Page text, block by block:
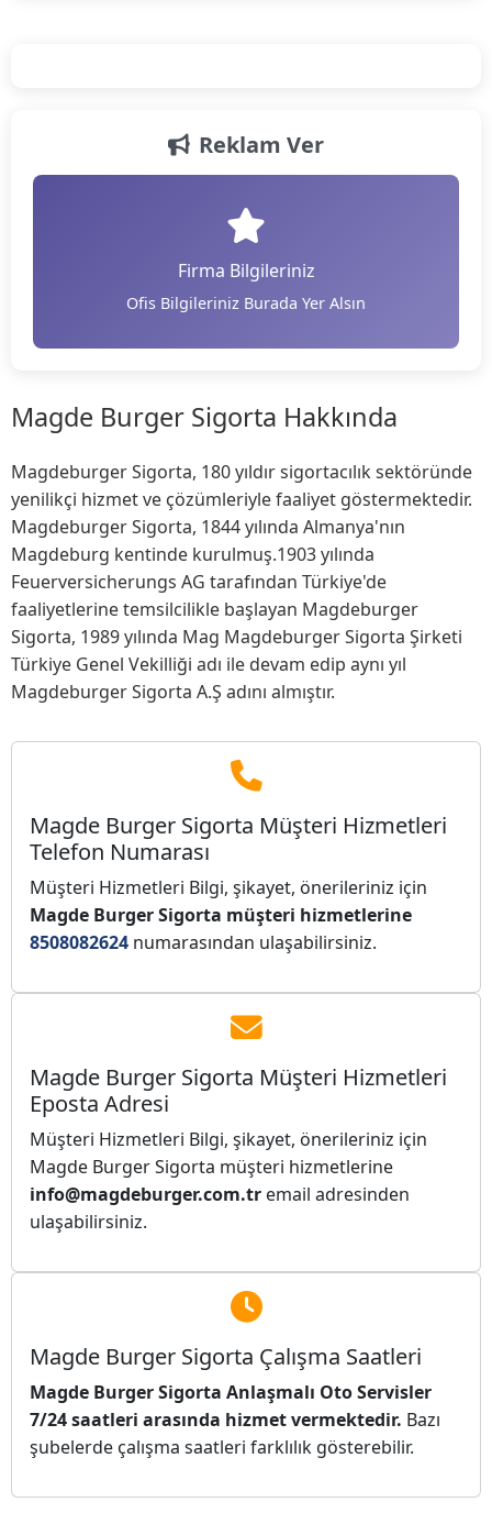
Reklam Ver
Firma Bilgileriniz
Ofis Bilgileriniz Burada Yer Alsın
Magde Burger Sigorta Hakkında
Magdeburger Sigorta, 180 yıldır sigortacılık sektöründe
yenilikçi hizmet ve çözümleriyle faaliyet göstermektedir.
Magdeburger Sigorta, 1844 yılında Almanya'nın
Magdeburg kentinde kurulmuş.1903 yılında
Feuerversicherungs AG tarafından Türkiye'de
faaliyetlerine temsilcilikle başlayan Magdeburger
Sigorta, 1989 yılında Mag Magdeburger Sigorta Şirketi
Türkiye Genel Vekilliği adı ile devam edip aynı yıl
Magdeburger Sigorta A.Ş adını almıştır.
Magde Burger Sigorta Müşteri Hizmetleri
Telefon Numarası
Müşteri Hizmetleri Bilgi, şikayet, önerileriniz için
Magde Burger Sigorta müşteri hizmetlerine
8508082624 numarasından ulaşabilirsiniz.
Magde Burger Sigorta Müşteri Hizmetleri
Eposta Adresi
Müşteri Hizmetleri Bilgi, şikayet, önerileriniz için
Magde Burger Sigorta müşteri hizmetlerine
info@magdeburger.com.tr email adresinden
ulaşabilirsiniz.
Magde Burger Sigorta Çalışma Saatleri
Magde Burger Sigorta Anlaşmalı Oto Servisler
7/24 saatleri arasında hizmet vermektedir. Bazı
şubelerde çalışma saatleri farklılık gösterebilir.